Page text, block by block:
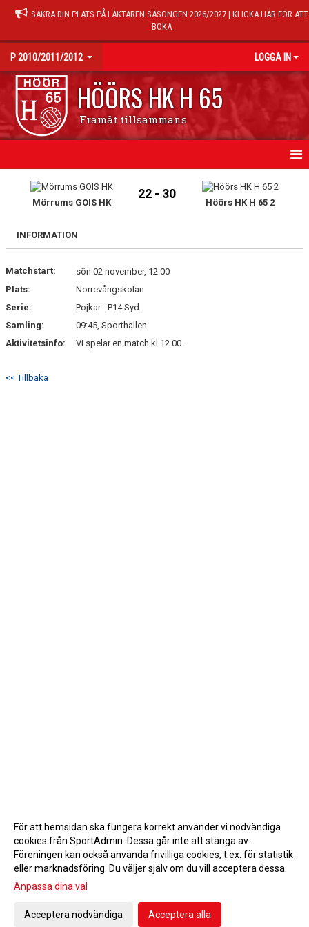
SÄKRA DIN PLATS PÅ LÄKTAREN SÄSONGEN 2026/2027 | KLICKA HÄR FÖR ATT
BOKA
P 2010/2011/2012 LOGGA IN
HÖÖRS HK H 65
Framåt tillsammans
KALENDER
TRÄNINGSTIDER
TRUPPEN
Mörrums GOIS HK
22 - 30
Höörs HK H 65 2
INFORMATION
Matchstart:
sön 02 november, 12:00
Plats:
Norrevångskolan
Serie:
Pojkar - P14 Syd
Samling:
09:45, Sporthallen
Aktivitetsinfo:
Vi spelar en match kl 12 00.
<< Tillbaka
Gå till Webbversion
För att hemsidan ska fungera korrekt använder vi nödvändiga
cookies från SportAdmin. Dessa går inte att stänga av.
Föreningen kan också använda frivilliga cookies, t.ex. för statistik
eller marknadsföring. Du väljer själv om du vill acceptera dessa.
Anpassa dina val
Acceptera nödvändiga Acceptera alla